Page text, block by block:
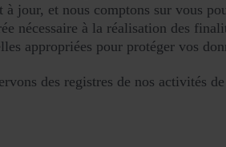
jour, et nous comptons sur vous
nécessaire à la réalisation des
appropriées pour protéger vos
des registres de nos activités